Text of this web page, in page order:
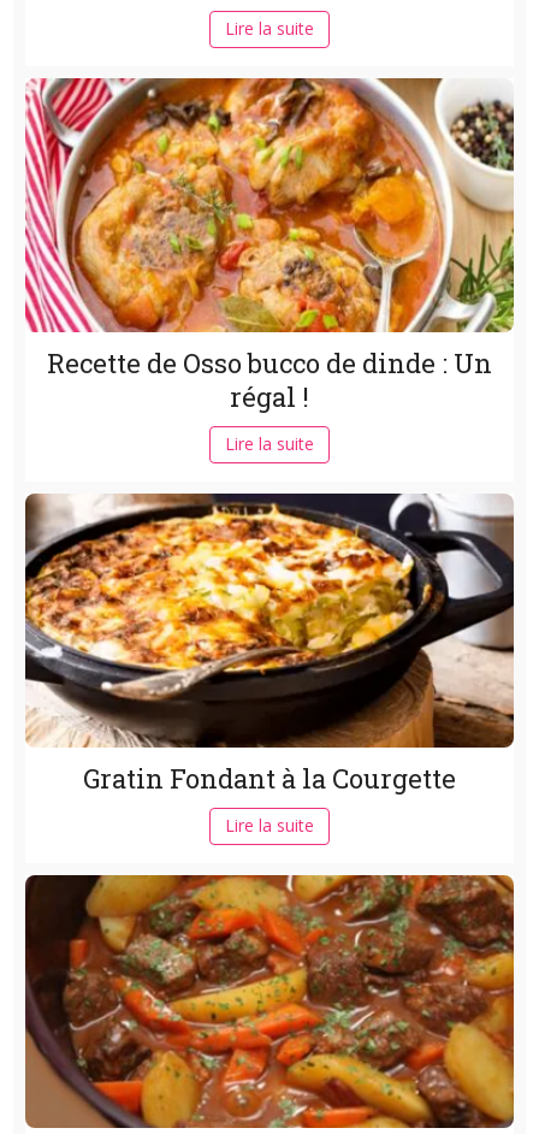
Lire la suite
Recette de Osso bucco de dinde : Un
régal !
Lire la suite
Gratin Fondant à la Courgette
Lire la suite